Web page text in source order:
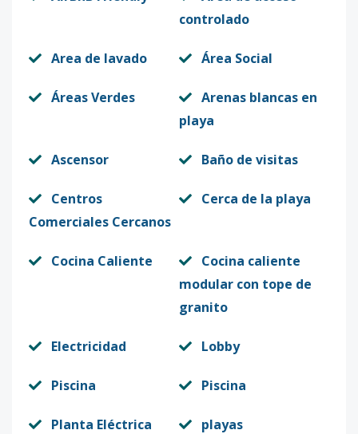
controlado
Area de lavado Área Social
Áreas Verdes
Arenas blancas en
playa
Ascensor Baño de visitas
Centros
Comerciales Cercanos
Cerca de la playa
Cocina Caliente
Cocina caliente
modular con tope de
granito
Electricidad Lobby
Piscina Piscina
Planta Eléctrica playas